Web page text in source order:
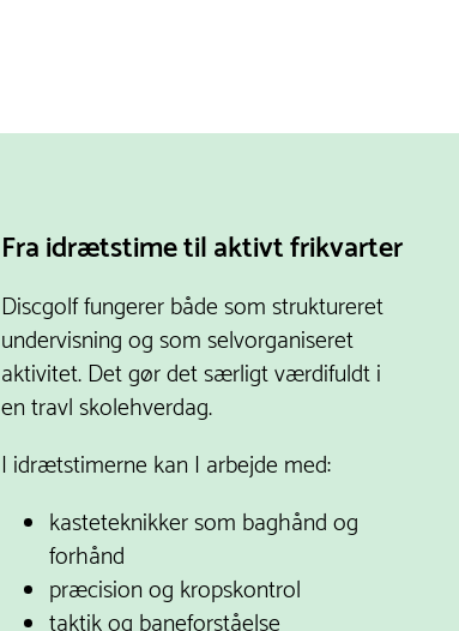
Fra idrætstime til aktivt frikvarter
Discgolf fungerer både som struktureret
undervisning og som selvorganiseret
aktivitet. Det gør det særligt værdifuldt i
en travl skolehverdag.
I idrætstimerne kan I arbejde med:
kasteteknikker som baghånd og
forhånd
præcision og kropskontrol